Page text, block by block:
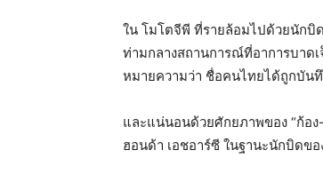
ใน โมโตจีพี ที่รายล้อมไปด้วยนักบิ
ท่ามกลางสถานการณ์ที่อาการบาด
หมายความว่า ชื่อคนไทยได้ถูกบันทึ
และแน่นอนด้วยศักยภาพของ “ก้อง
ฮอนด้า เอชอาร์ซี ในฐานะนักบิดข